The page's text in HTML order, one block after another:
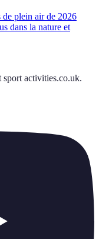
de plein air de 2026
dans la nature et
sport activities.co.uk.